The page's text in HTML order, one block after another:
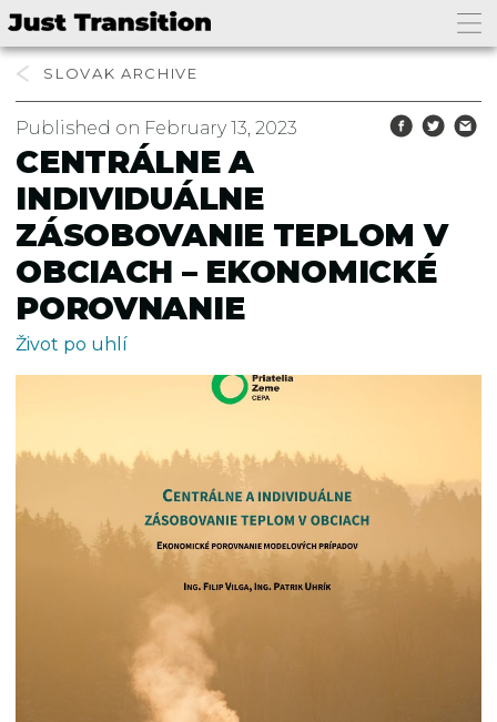
SLOVAK
Published on February 13, 2023
CENTRÁLNE A
INDIVIDUÁLNE
ZÁSOBOVANIE TEPLOM V
OBCIACH – EKONOMICKÉ
POROVNANIE
Život po uhlí